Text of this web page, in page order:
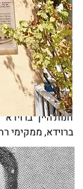
חנות היין
ברוידא, ממקימי